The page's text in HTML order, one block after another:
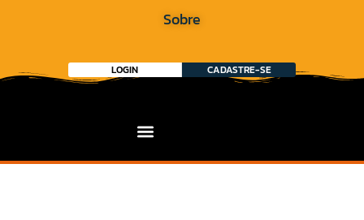
Sobre
LOGIN CADASTRE-SE